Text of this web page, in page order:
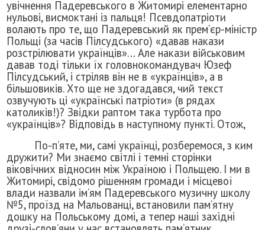
увічнення Падеревського в Житомирі елементарно
нульові, висмоктані із пальця! Псевдопатріоти
волають про те, що Падеревський як прем’єр-міністр
Польщі (за часів Пілсудського) «давав накази
розстрілювати українців»… Але накази військовим
давав тоді тільки їх головнокомандувач Юзеф
Пілсудський, і стріляв він не в «українців», а в
більшовиків. Хто ще не здогадався, чий текст
озвучують ці «українські патріоти» (в рядах
католиків!)? Звідки раптом така турбота про
«українців»? Відповідь в наступному пункті. Отож,
По-п’яте, ми, самі українці, розберемося, з ким
дружити? Ми знаємо світлі і темні сторінки
віковічних відносин між Україною і Польщею. І ми в
Житомирі, свідомо рішенням громади і місцевої
влади назвали ім’ям Падеревського музичну школу
№5, проїзд на Мальованці, встановили пам’ятну
дошку на Польському домі, а тепер наші західні